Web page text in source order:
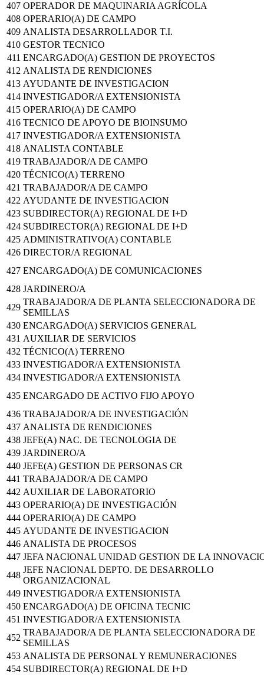
407 OPERADOR DE MAQUINARIA AGRÍCOLA
408 OPERARIO(A) DE CAMPO
409 ANALISTA DESARROLLADOR T.I.
410 GESTOR TECNICO
411 ENCARGADO(A) GESTION DE PROYECTOS
412 ANALISTA DE RENDICIONES
413 AYUDANTE DE INVESTIGACION
414 INVESTIGADOR/A EXTENSIONISTA
415 OPERARIO(A) DE CAMPO
416 TECNICO DE APOYO DE BIOINSUMO
417 INVESTIGADOR/A EXTENSIONISTA
418 ANALISTA CONTABLE
419 TRABAJADOR/A DE CAMPO
420 TÉCNICO(A) TERRENO
421 TRABAJADOR/A DE CAMPO
422 AYUDANTE DE INVESTIGACION
423 SUBDIRECTOR(A) REGIONAL DE I+D
424 SUBDIRECTOR(A) REGIONAL DE I+D
425 ADMINISTRATIVO(A) CONTABLE
426 DIRECTOR/A REGIONAL
427 ENCARGADO(A) DE COMUNICACIONES
428 JARDINERO/A
429
TRABAJADOR/A DE PLANTA SELECCIONADORA DE
SEMILLAS
430 ENCARGADO(A) SERVICIOS GENERAL
431 AUXILIAR DE SERVICIOS
432 TÉCNICO(A) TERRENO
433 INVESTIGADOR/A EXTENSIONISTA
434 INVESTIGADOR/A EXTENSIONISTA
435 ENCARGADO DE ACTIVO FIJO APOYO
436 TRABAJADOR/A DE INVESTIGACIÓN
437 ANALISTA DE RENDICIONES
438 JEFE(A) NAC. DE TECNOLOGIA DE
439 JARDINERO/A
440 JEFE(A) GESTION DE PERSONAS CR
441 TRABAJADOR/A DE CAMPO
442 AUXILIAR DE LABORATORIO
443 OPERARIO(A) DE INVESTIGACIÓN
444 OPERARIO(A) DE CAMPO
445 AYUDANTE DE INVESTIGACION
446 ANALISTA DE PROCESOS
447 JEFA NACIONAL UNIDAD GESTION DE LA
448
JEFE NACIONAL DEPTO. DE DESARROLLO
ORGANIZACIONAL
449 INVESTIGADOR/A EXTENSIONISTA
450 ENCARGADO(A) DE OFICINA TECNIC
451 INVESTIGADOR/A EXTENSIONISTA
452
TRABAJADOR/A DE PLANTA SELECCIONADORA DE
SEMILLAS
453 ANALISTA DE PERSONAL Y REMUNERACIONES
454 SUBDIRECTOR(A) REGIONAL DE I+D